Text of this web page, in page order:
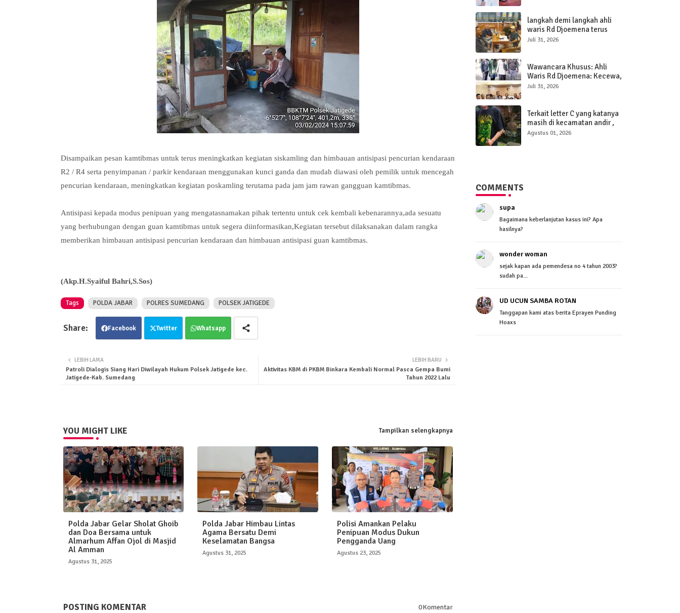
Disampaikan pesan kamtibmas untuk terus meningkatkan kegiatan siskamling dan himbauan antisipasi pencurian kendaraan
R2 / R4 serta penyimpanan / parkir kendaraan menggunakan kunci ganda dan mudah diawasi oleh pemilik untuk mencegah
pencurian kendaraan, meningkatkan kegiatan poskamling terutama pada jam jam rawan gangguan kamtibmas.
Antisipasi kepada modus penipuan yang mengatasnamakan pihak tertentu untuk cek kembali kebenarannya,ada sesuatu
yang berhubungan dengan guan kamtibmas untuk segera diinformasikan,Kegiatan tersebut dilaksanakan dalam rangka
memberikan himbauan antisipasi pencurian kendaraan dan himbauan antisipasi guan kamtibmas.
(Akp.H.Syaiful Bahri,S.Sos)
Tags POLDA JABAR POLRES SUMEDANG POLSEK JATIGEDE
Facebook Twitter Whatsapp
LEBIH BARU
Aktivitas KBM di PKBM Binkara Kembali Normal Pasca Gempa Bumi
Tahun 2022 Lalu
LEBIH LAMA
Patroli Dialogis Siang Hari Diwilayah Hukum Polsek Jatigede kec.
Jatigede-Kab. Sumedang
YOU MIGHT LIKE Tampilkan selengkapnya
Polda Jabar Gelar Sholat Ghoib
dan Doa Bersama untuk
Almarhum Affan Ojol di Masjid
Al Amman
Agustus 31, 2025
Polda Jabar Himbau Lintas
Agama Bersatu Demi
Keselamatan Bangsa
Agustus 31, 2025
Polisi Amankan Pelaku
Penipuan Modus Dukun
Pengganda Uang
Agustus 23, 2025
POSTING KOMENTAR 0Komentar
langkah demi langkah ahli
waris Rd Djoemena terus
berjalan seiring dengan
tanah elang.
Juli 31, 2026
Wawancara Khusus: Ahli
Waris Rd Djoemena: Kecewa,
Pengacara Dinilai Tidak
Juli 31, 2026
Terkait letter C yang katanya
masih di kecamatan andir ,
akhirnya kebohongan
Agustus 01, 2026
COMMENTS
supa
Bagaimana keberlanjutan kasus ini? Apa
hasilnya?
wonder woman
sejak kapan ada pemendesa no 4 tahun 2003?
sudah pa...
UD UCUN SAMBA ROTAN
Tanggapan kami atas berita Eprayen Punding
Hoaxs